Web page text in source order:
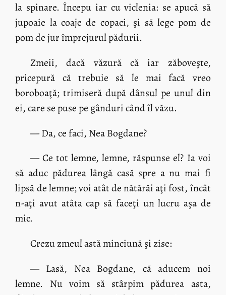
la spinare. Începu iar cu viclenia: se apucă să
jupoaie la coaje de copaci, şi să lege pom de
pom de jur împrejurul pădurii.
Zmeii, dacă văzură că iar zăboveşte,
pricepură că trebuie să le mai facă vreo
boroboaţă; trimiseră după dânsul pe unul din
ei, care se puse pe gânduri când îl văzu.
— Da, ce faci, Nea Bogdane?
— Ce tot lemne, lemne, răspunse el? Ia voi
să aduc pădurea lângă casă spre a nu mai fi
lipsă de lemne; voi atât de nătărăi aţi fost, încât
n-aţi avut atâta cap să faceţi un lucru aşa de
mic.
Crezu zmeul astă minciună şi zise:
— Lasă, Nea Bogdane, că aducem noi
lemne. Nu voim să stârpim pădurea asta,